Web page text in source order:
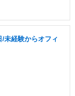
未経験からオフィ